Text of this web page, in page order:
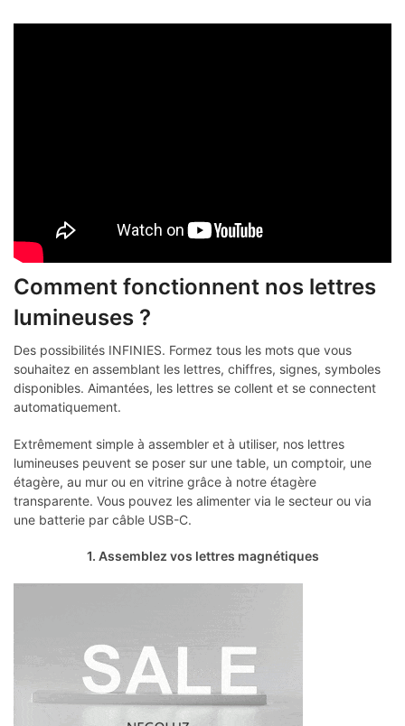
Comment fonctionnent nos lettres
lumineuses ?
Des possibilités INFINIES. Formez tous les mots que vous
souhaitez en assemblant les lettres, chiffres, signes, symboles
disponibles. Aimantées, les lettres se collent et se connectent
automatiquement.
Extrêmement simple à assembler et à utiliser, nos lettres
lumineuses peuvent se poser sur une table, un comptoir, une
étagère, au mur ou en vitrine grâce à notre étagère
transparente. Vous pouvez les alimenter via le secteur ou via
une batterie par câble USB-C.
1. Assemblez vos lettres magnétiques